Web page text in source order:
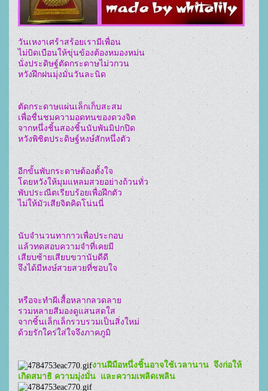
วันเหงาเศร้าสร้อยเรามีเพื่อน
ไม่บิดเบือนให้ขุ่นข้องต้องหมองหม่น
นั่งประดิษฐ์ตัดกระดาษไม่วกวน
หวังฝึกฝนมุ่งมั่นวันละนิด
ตัดกระดาษแผ่นเล็กเก็บสะสม
เพื่อชื่นชมความอดทนของดวงจิต
จากหนึ่งชิ้นสองชิ้นนับพันมิปกปิด
หวังพิชิตประดิษฐ์หงษ์สักหนึ่งตัว
อีกขั้นพับกระดาษต้องตั้งใจ
โดยหวังให้มุมแหลมสวยอย่างถ้วนทั่ว
พับประณีตเรียบร้อยเพื่อฝึกตัว
ไม่ให้มัวเสียจิตคิดโน่นนี่
นับจำนวนทากาวเพื่อประกอบ
แล้วทดสอบความจำที่เคยมี
เสียบซ้ายเสียบขวานับดีดี
จึงได้มีหงษ์สวยสวยที่ชอบใจ
หรือจะทำผีเสื้อหลากลวดลาย
รวมหลายสีมองดูแสนสดใส
จากชิ้นเล็กเล็กรวบรวมเป็นสิ่งใหม่
ด้วยรักใคร่ใส่ใจจึงภาคภูมิ
งานฝีมือหนึ่งชิ้นอาจใช้เวลานาน  จึงก่อให้
เกิดสมาธิ ความมุ่งมั่น  และความเพลิดเพลิน